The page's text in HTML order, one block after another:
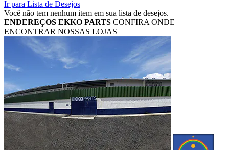
Ir para Lista de Desejos
Você não tem nenhum item em sua lista de desejos.
ENDEREÇOS EKKO PARTS CONFIRA ONDE
ENCONTRAR NOSSAS LOJAS